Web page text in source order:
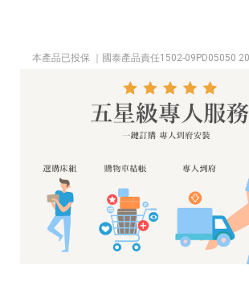
本產品已投保 ｜國泰產品責任1502-09PD05050